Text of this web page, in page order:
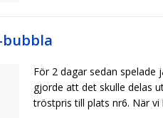
bubbla
För 2 dagar sedan spelade
gjorde att det skulle delas
tröstpris till plats nr6. När